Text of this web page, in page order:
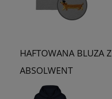
HAFTOWANA BLUZA
ABSOLWENT